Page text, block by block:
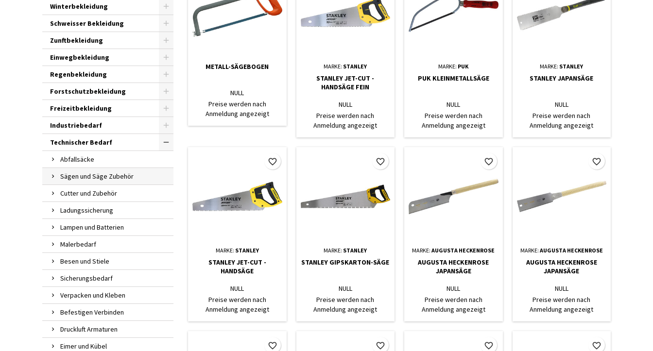
Winterbekleidung
Schweisser Bekleidung
Zunftbekleidung
Einwegbekleidung
Regenbekleidung
Forstschutzbekleidung
Freizeitbekleidung
Industriebedarf
Technischer Bedarf
Abfallsäcke
Sägen und Säge Zubehör
Cutter und Zubehör
Ladungssicherung
Lampen und Batterien
Malerbedarf
Besen und Stiele
Sicherungsbedarf
Verpacken und Kleben
Befestigen Verbinden
Druckluft Armaturen
Eimer und Kübel
METALL-SÄGEBOGEN
NULL
Preise werden nach
Anmeldung angezeigt
MARKE: STANLEY
STANLEY JET-CUT -
HANDSÄGE FEIN
NULL
Preise werden nach
Anmeldung angezeigt
MARKE: PUK
PUK KLEINMETALLSÄGE
NULL
Preise werden nach
Anmeldung angezeigt
MARKE: STANLEY
STANLEY JAPANSÄGE
NULL
Preise werden nach
Anmeldung angezeigt
MARKE: STANLEY
STANLEY JET-CUT -
HANDSÄGE
NULL
Preise werden nach
Anmeldung angezeigt
favorite_border
MARKE: STANLEY
STANLEY GIPSKARTON-SÄGE
NULL
Preise werden nach
Anmeldung angezeigt
favorite_border
MARKE:AUGUSTA HECKENROSE
AUGUSTA HECKENROSE
JAPANSÄGE
NULL
Preise werden nach
Anmeldung angezeigt
favorite_border
MARKE: AUGUSTA HECKENROSE
AUGUSTA HECKENROSE
JAPANSÄGE
NULL
Preise werden nach
Anmeldung angezeigt
favorite_border
favorite_border favorite_border favorite_border favorite_border